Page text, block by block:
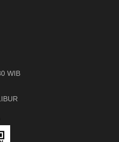
WIB